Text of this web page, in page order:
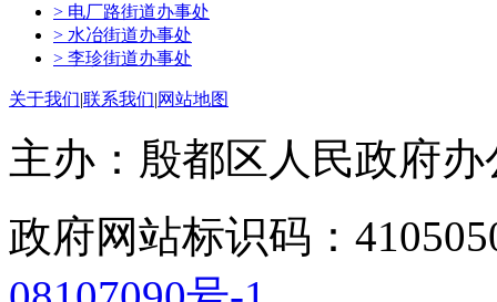
> 电厂路街道办事处
> 水冶街道办事处
> 李珍街道办事处
关于我们|联系我们|网站地图
主办：殷都区人民政
政府网站标识码：